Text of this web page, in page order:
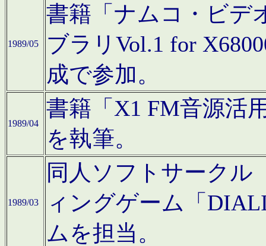
1989/05
書籍「ナムコ・ビデ
ブラリVol.1 for
成で参加。
1989/04
書籍「X1 FM音源活
を執筆。
1989/03
同人ソフトサークル
ィングゲーム「
ムを担当。